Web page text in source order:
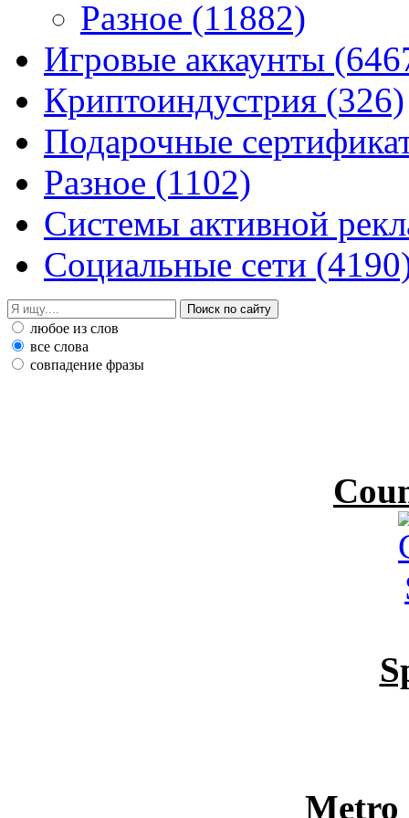
Разное (11882)
Игровые аккаунты
Криптоиндустрия (326)
Подарочные
Разное (1102)
Системы активной
Социальные сети
любое из слов
все слова
совпадение фразы
Metro